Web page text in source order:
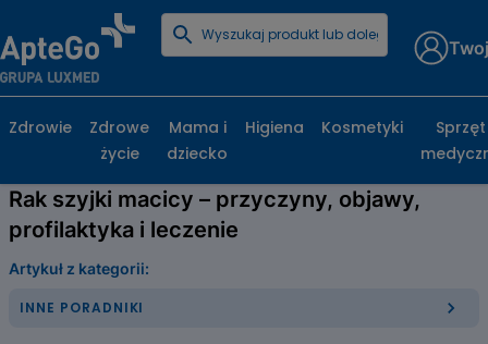
Strona główna
i leczenie
Rak szyjki macicy – przyczyny, objawy,
profilaktyka i leczenie
Artykuł z kategorii:
INNE PORADNIKI
Zdrowie
Zdrowe
życie
Mama i
dziecko
Higiena Kosmetyki
Sprzęt